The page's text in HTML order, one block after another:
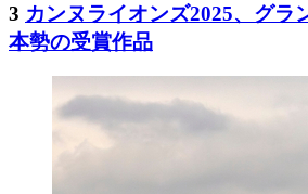
3 カンヌライオンズ2025、グラ
本勢の受賞作品